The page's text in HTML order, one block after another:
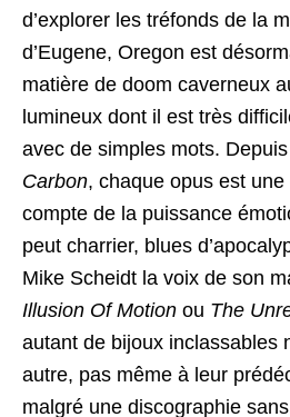
d’explorer les tréfonds de la
d’Eugene, Oregon est
matière de doom caverneux
lumineux dont il est très
avec de simples mots. Depuis
Carbon, chaque opus est
compte de la puissance
peut charrier, blues
Mike Scheidt la voix de son
Illusion Of Motion ou The
autant de bijoux inclassables
autre, pas même à leur
malgré une discographie